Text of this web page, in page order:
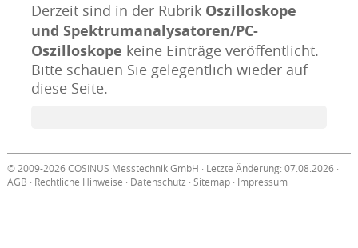
Derzeit sind in der Rubrik Oszilloskope
und Spektrumanalysatoren/PC-
Oszilloskope keine Einträge veröffentlicht.
Bitte schauen Sie gelegentlich wieder auf
diese Seite.
© 2009-2026 COSINUS Messtechnik GmbH · Letzte Änderung: 07.08.2026 ·
AGB · Rechtliche Hinweise · Datenschutz · Sitemap· Impressum